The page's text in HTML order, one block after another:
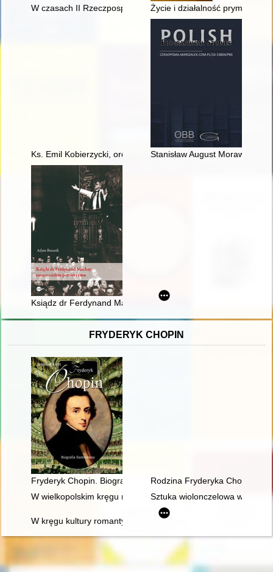
W czasach II Rzeczpospolitej (1918-1939)Życie i działalność prymasa
Ks. Emil Kobierzycki, ordynariusz Śląska Opolskiego w latach
Stanisław August Morawski :
Ksiądz dr Ferdynand Machay nauczycielem patriotyzmu
FRYDERYK CHOPIN
Fryderyk Chopin. Biografia ilustrowanaRodzina Fryderyka Chopina
W wielkopolskim kręgu rodziny Fryderyka Chopina
Sztuka wiolonczelowa w
W kręgu kultury romantycznej. W 200-lecie urodzin